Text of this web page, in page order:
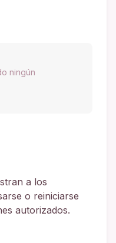
ningún
a los
o reiniciarse
autorizados.